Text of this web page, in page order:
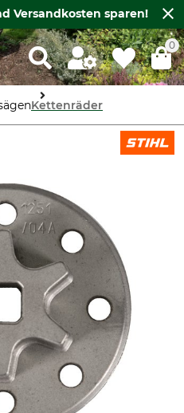
Versandkosten sparen!
0
Kettenräder